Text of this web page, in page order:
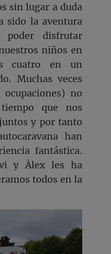
sin lugar a duda
sido la aventura
disfrutar
niños en
cuatro en un
Muchas veces
no
que nos
y por tanto
han
fantástica.
y Àlex les ha
todos en la